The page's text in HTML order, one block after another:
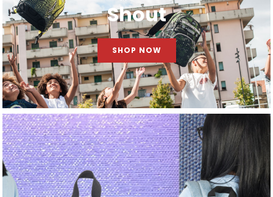
Shout
SHOP NOW